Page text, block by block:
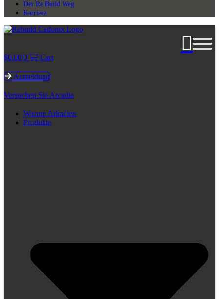
Der Re:Build Weg
Karriere
$0.00 0 Cart
Anmeldung
Versuchen Sie Arcadia
Warum Arkadien
Produkte